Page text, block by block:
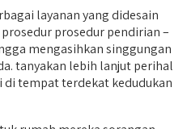
layanan yang didesain
prosedur pendirian –
mengasihkan singgungan
tanyakan lebih lanjut perihal
tempat terdekat kedudukan